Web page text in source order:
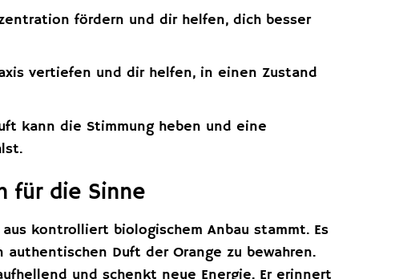
fördern und dir helfen, dich besser
vertiefen und dir helfen, in einen Zustand
kann die Stimmung heben und eine
für die Sinne
kontrolliert biologischem Anbau stammt. Es
Duft der Orange zu bewahren.
und schenkt neue Energie. Er erinnert